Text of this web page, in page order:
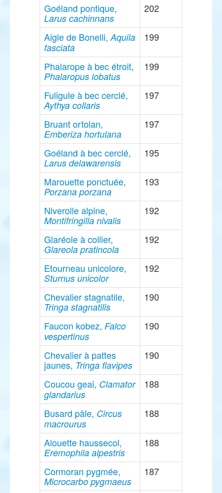
Goéland pontique,
Larus cachinnans
202
Aigle de Bonelli,Aquila
fasciata
199
Phalarope à bec étroit,
Phalaropus lobatus
199
Fuligule à bec cerclé,
Aythya collaris
197
Bruant ortolan,
Emberiza hortulana
197
Goéland à bec cerclé,
Larus delawarensis
195
Marouette ponctuée,
Porzana porzana
193
Niverolle alpine,
Montifringilla nivalis
192
Glaréole à collier,
Glareola pratincola
192
Etourneau unicolore,
Sturnus unicolor
192
Chevalier stagnatile,
Tringa stagnatilis
190
Faucon kobez, Falco
vespertinus
190
Chevalier à pattes
jaunes, Tringa flavipes
190
Coucou geai, Clamator
glandarius
188
Busard pâle, Circus
macrourus
188
Alouette haussecol,
Eremophila alpestris
188
Cormoran pygmée,
Microcarbo pygmaeus
187